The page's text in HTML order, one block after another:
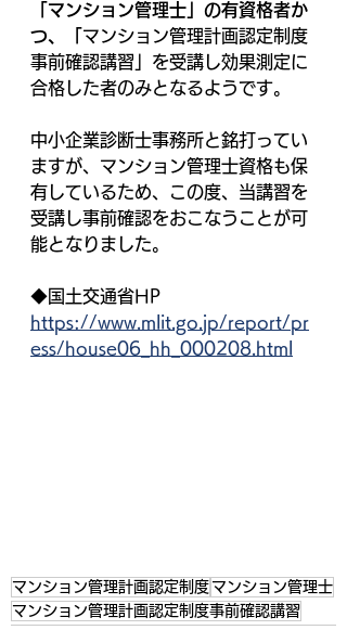
「マンション管理士」の有資格者か
つ、「 マンション管理計画認定制度
事前確認講習」を受講し効果測定に
合格した者のみとなるようです。
中小企業診断士事務所と銘打ってい
ますが、マンション管理士資格も保
有しているため、この度、当講習を
受講し事前確認をおこなうことが可
能となりました。
◆国土交通省HP
https://www.mlit.go.jp/report/pr
ess/house06_hh_000208.html
マンション管理計画認定制度 マンション管理士
マンション管理計画認定制度事前確認講習